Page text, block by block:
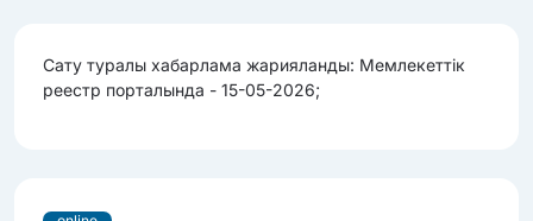
Сату туралы хабарлама жарияланды: Мемлекеттік
реестр порталында - 15-05-2026;